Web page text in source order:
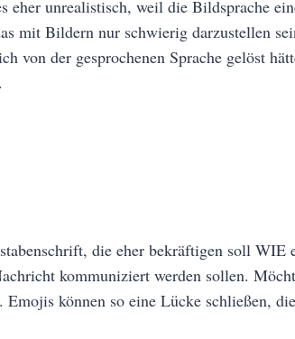
eher unrealistisch, weil die Bildsprache
mit Bildern nur schwierig darzustellen
von der gesprochenen Sprache gelöst
die eher bekräftigen soll WIE
kommuniziert werden sollen.
können so eine Lücke schließen,